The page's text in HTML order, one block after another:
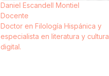
Daniel Escandell Montiel
Docente
Doctor en Filología Hispánica y
especialista en literatura y cultura
digital.